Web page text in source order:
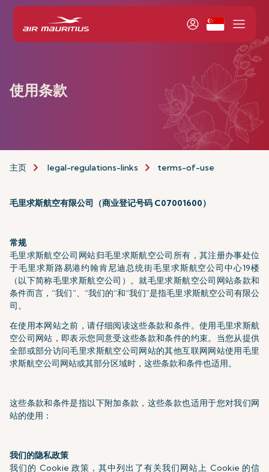
使用条款
主页 legal-regulations-links terms-of-use
毛里求斯航空有限公司（商业登记号码 C07001600）
常规
毛里求斯航空公司网站归毛里求斯航空公司所有，其注册办事处位
于毛里求斯路易港约翰肯尼迪总统街毛里求斯航空公司中心19楼
（以下简称毛里求斯航空公司）。就毛里求斯航空公司网站条款和
条件而言，“我们”、“我们的”和“我们”是指毛里求斯航空公司有限公
司。
在使用本网站之前，请仔细阅读这些条款和条件。使用毛里求斯航
空公司网站，即表示您同意受这些条款和条件的约束。当您从提供
全部或部分访问毛里求斯航空公司网站的其他互联网网站使用毛里
求斯航空公司网站或其部分区域时，这些条款和条件也适用。
这些条款和条件是指以下附加条款，这些条款也适用于您对我们网
站的使用：
我们的隐私政策
我们的 Cookie 政策，其中列出了有关我们网站上 Cookie 的信